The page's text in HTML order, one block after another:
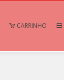
CARRINHO